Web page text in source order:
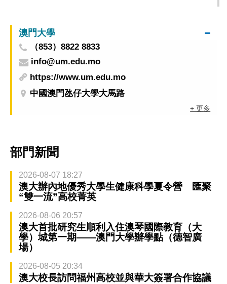
澳門大學
（853）8822 8833
info@um.edu.mo
https://www.um.edu.mo
中國澳門氹仔大學大馬路
+ 更多
部門新聞
2026-08-07 18:27
澳大辦內地優秀大學生健康科學夏令營 匯聚
“雙一流”高校菁英
2026-08-06 20:57
澳大首批研究生順利入住澳琴國際教育（大
學）城第一期——澳門大學辦學點（德智廣
場）
2026-08-05 20:34
澳大校長訪問福州高校並與華大簽署合作協議